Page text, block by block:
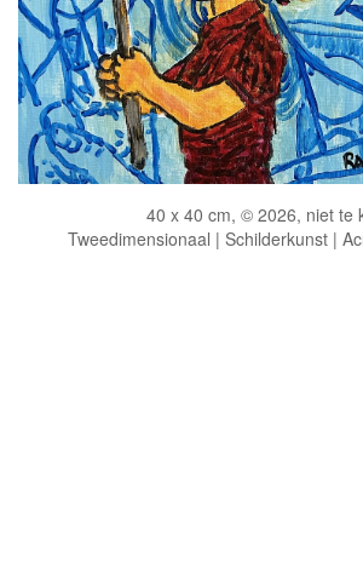
40 x 40 cm, © 2026, niet te
Tweedimensionaal | Schilderkunst |